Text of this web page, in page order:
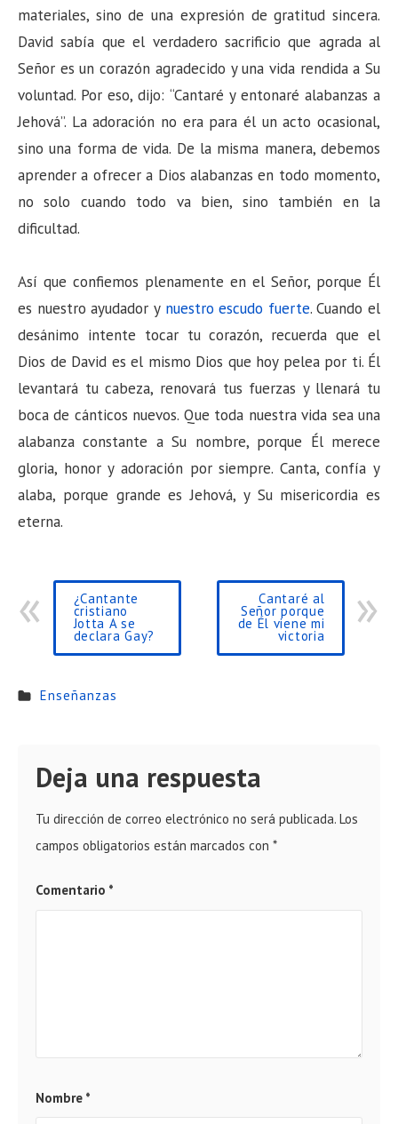
materiales, sino de una expresión de gratitud sincera.
David sabía que el verdadero sacrificio que agrada al
Señor es un corazón agradecido y una vida rendida a Su
voluntad. Por eso, dijo: “Cantaré y entonaré alabanzas a
Jehová”. La adoración no era para él un acto ocasional,
sino una forma de vida. De la misma manera, debemos
aprender a ofrecer a Dios alabanzas en todo momento,
no solo cuando todo va bien, sino también en la
dificultad.
Así que confiemos plenamente en el Señor, porque Él
es nuestro ayudador y nuestro escudo fuerte. Cuando el
desánimo intente tocar tu corazón, recuerda que el
Dios de David es el mismo Dios que hoy pelea por ti. Él
levantará tu cabeza, renovará tus fuerzas y llenará tu
boca de cánticos nuevos. Que toda nuestra vida sea una
alabanza constante a Su nombre, porque Él merece
gloria, honor y adoración por siempre. Canta, confía y
alaba, porque grande es Jehová, y Su misericordia es
eterna.
¿Cantante
cristiano
Jotta A se
declara Gay?
Cantaré al
Señor porque
de Él viene mi
victoria
Enseñanzas
Deja una respuesta
Tu dirección de correo electrónico no será publicada. Los
campos obligatorios están marcados con *
Comentario *
Nombre *